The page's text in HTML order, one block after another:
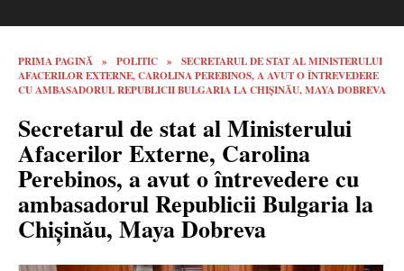
PRIMA PAGINĂ » POLITIC »
SECRETARUL DE STAT AL MINISTERULUI
AFACERILOR EXTERNE, CAROLINA PEREBINOS, A AVUT O ÎNTREVEDERE
CU AMBASADORUL REPUBLICII BULGARIA LA CHIŞINĂU, MAYA DOBREVA
Secretarul de stat al Ministerului
Afacerilor Externe, Carolina
Perebinos, a avut o întrevedere cu
ambasadorul Republicii Bulgaria la
Chişinău, Maya Dobreva